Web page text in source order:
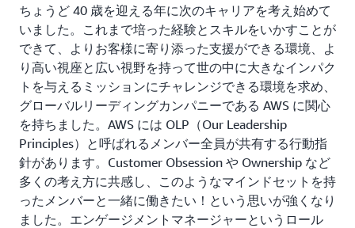
ちょうど 40 歳を迎える年に次のキャリアを考え始めて
いました。これまで培った経験とスキルをいかすことが
できて、よりお客様に寄り添った支援ができる環境、よ
り高い視座と広い視野を持って世の中に大きなインパク
トを与えるミッションにチャレンジできる環境を求め、
グローバルリーディングカンパニーである AWS に関心
を持ちました。AWS には OLP（Our Leadership
Principles）と呼ばれるメンバー全員が共有する行動指
針があります。Customer Obsession や Ownership など
多くの考え方に共感し、このようなマインドセットを持
ったメンバーと一緒に働きたい！という思いが強くなり
ました。エンゲージメントマネージャーというロール